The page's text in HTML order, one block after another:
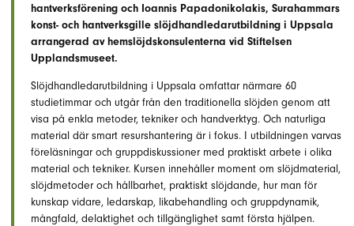
hantverksförening och Ioannis Papadonikolakis, Surahammars
konst- och hantverksgille slöjdhandledarutbildning i Uppsala
arrangerad av hemslöjdskonsulenterna vid Stiftelsen
Upplandsmuseet.
Slöjdhandledarutbildning i Uppsala omfattar närmare 60
studietimmar och utgår från den traditionella slöjden genom att
visa på enkla metoder, tekniker och handverktyg. Och naturliga
material där smart resurshantering är i fokus. I utbildningen varvas
föreläsningar och gruppdiskussioner med praktiskt arbete i olika
material och tekniker. Kursen innehåller moment om slöjdmaterial,
slöjdmetoder och hållbarhet, praktiskt slöjdande, hur man för
kunskap vidare, ledarskap, likabehandling och gruppdynamik,
mångfald, delaktighet och tillgänglighet samt första hjälpen.